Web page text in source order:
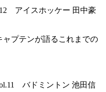
アイスホッケー 田中豪
プテンが語るこれまでの